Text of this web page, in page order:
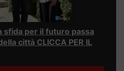
sfida per il futuro passa
città CLICCA PER IL